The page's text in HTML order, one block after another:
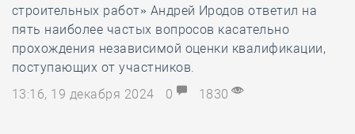
строительных работ» Андрей Иродов ответил на
пять наиболее частых вопросов касательно
прохождения независимой оценки квалификации,
поступающих от участников.
13:16, 19 декабря 2024
0 1830